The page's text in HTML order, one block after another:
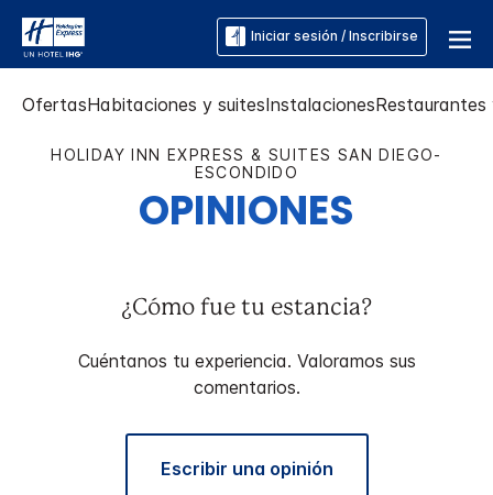
Iniciar sesión / Inscribirse
OfertasHabitaciones y suitesInstalacionesRestaurantes
HOLIDAY INN EXPRESS & SUITES SAN DIEGO-
ESCONDIDO
OPINIONES
¿Cómo fue tu estancia?
Cuéntanos tu experiencia. Valoramos sus
comentarios.
Escribir una opinión